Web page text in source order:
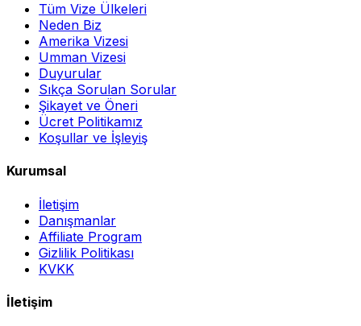
Tüm Vize Ülkeleri
Neden Biz
Amerika Vizesi
Umman Vizesi
Duyurular
Sıkça Sorulan Sorular
Şikayet ve Öneri
Ücret Politikamız
Koşullar ve İşleyiş
Kurumsal
İletişim
Danışmanlar
Affiliate Program
Gizlilik Politikası
KVKK
İletişim